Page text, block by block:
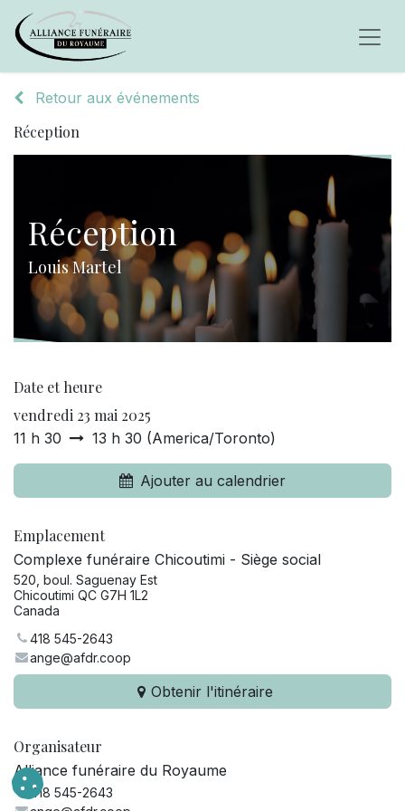
Retour aux événements
Réception
Réception
Louis Martel
Date et heure
vendredi 23 mai 2025
11 h 30 13 h 30 (America/Toronto)
Ajouter au calendrier
Emplacement
Complexe funéraire Chicoutimi - Siège social
520, boul. Saguenay Est
Chicoutimi QC G7H 1L2
Canada
418 545-2643
ange@afdr.coop
Obtenir l'itinéraire
Organisateur
Alliance funéraire du Royaume
418 545-2643